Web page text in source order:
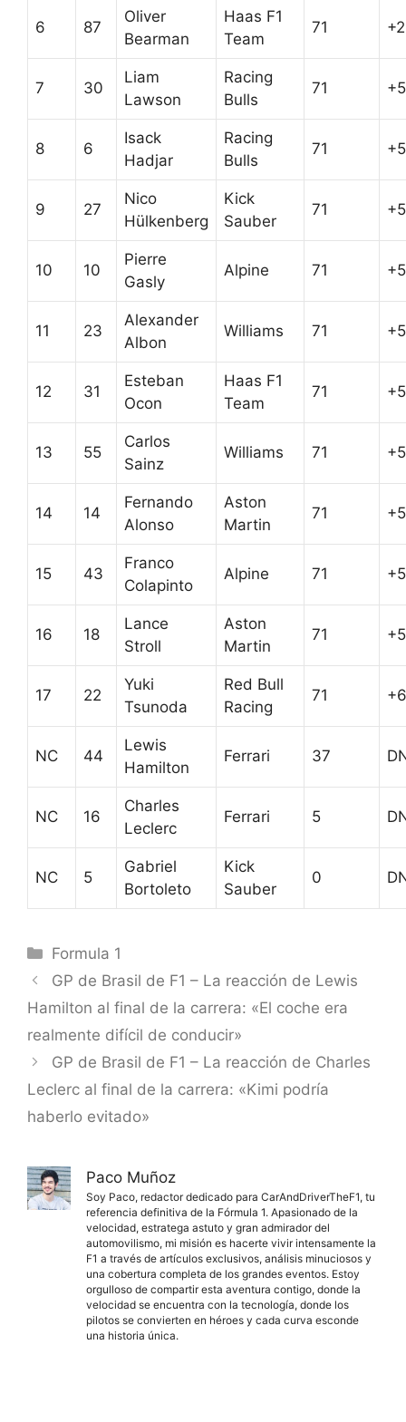
6 87
Oliver
Bearman
Haas F1
Team
71
7 30
Liam
Lawson
Racing
Bulls
71
8 6
Isack
Hadjar
Racing
Bulls
71
9 27
Nico
Hülkenberg
Kick
Sauber
71
10 10
Pierre
Gasly
Alpine 71
11 23
Alexander
Albon
Williams 71
12 31
Esteban
Ocon
Haas F1
Team
71
13 55
Carlos
Sainz
Williams 71
14 14
Fernando
Alonso
Aston
Martin
71
15 43
Franco
Colapinto
Alpine 71
16 18
Lance
Stroll
Aston
Martin
71
17 22
Yuki
Tsunoda
Red Bull
Racing
71
NC 44
Lewis
Hamilton
Ferrari 37
NC 16
Charles
Leclerc
Ferrari 5
NC 5
Gabriel
Bortoleto
Kick
Sauber
0
Categorías
Formula 1
GP de Brasil de F1 – La reacción de Lewis
Hamilton al final de la carrera: «El coche era
realmente difícil de conducir»
GP de Brasil de F1 – La reacción de Charles
Leclerc al final de la carrera: «Kimi podría
haberlo evitado»
Paco Muñoz
Soy Paco, redactor dedicado para CarAndDriverTheF1, tu
referencia definitiva de la Fórmula 1. Apasionado de la
velocidad, estratega astuto y gran admirador del
automovilismo, mi misión es hacerte vivir intensamente la
F1 a través de artículos exclusivos, análisis minuciosos y
una cobertura completa de los grandes eventos. Estoy
orgulloso de compartir esta aventura contigo, donde la
velocidad se encuentra con la tecnología, donde los
pilotos se convierten en héroes y cada curva esconde
una historia única.